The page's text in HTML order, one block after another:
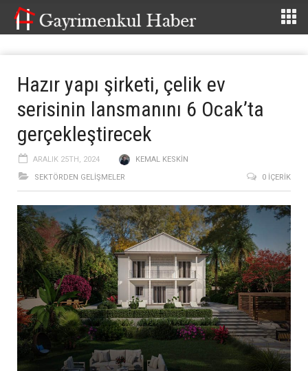
Hazır yapı şirketi, çelik ev
serisinin lansmanını 6 Ocak’ta
gerçekleştirecek
ARALIK 25TH, 2024
KEMAL KESKIN
SEKTÖRDEN GELIŞMELER
0 İÇERIK